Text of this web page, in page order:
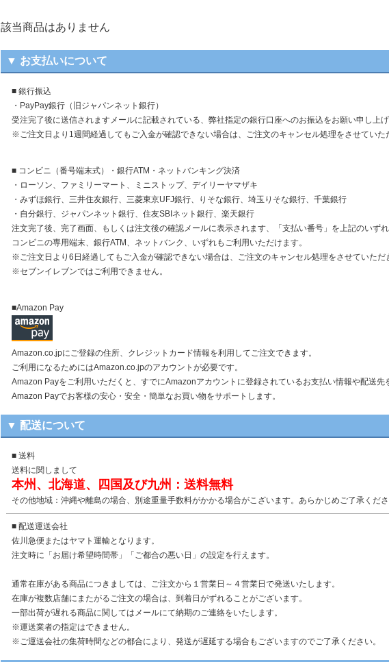
該当商品はありません
▼ お支払いについて
■ 銀行振込
・PayPay銀行（旧ジャパンネット銀行）
受注完了後に送信されますメールに記載されている、弊社指定の銀行口座へのお振込をお願い申し上げ
※ご注文日より1週間経過してもご入金が確認できない場合は、ご注文のキャンセル処理をさせていた
■ コンビニ（番号端末式）・銀行ATM・ネットバンキング決済
・ローソン、ファミリーマート、ミニストップ、デイリーヤマザキ
・みずほ銀行、三井住友銀行、三菱東京UFJ銀行、りそな銀行、埼玉りそな銀行、千葉銀行
・自分銀行、ジャパンネット銀行、住友SBIネット銀行、楽天銀行
注文完了後、完了画面、もしくは注文後の確認メールに表示されます、「支払い番号」を上記のいず
コンビニの専用端末、銀行ATM、ネットバンク、いずれもご利用いただけます。
※ご注文日より6日経過してもご入金が確認できない場合は、ご注文のキャンセル処理をさせていただ
※セブンイレブンではご利用できません。
■Amazon Pay
Amazon.co.jpにご登録の住所、クレジットカード情報を利用してご注文できます。
ご利用になるためにはAmazon.co.jpのアカウントが必要です。
Amazon Payをご利用いただくと、すでにAmazonアカウントに登録されているお支払い情報や配送先
Amazon Payでお客様の安心・安全・簡単なお買い物をサポートします。
▼ 配送について
■ 送料
送料に関しまして
本州、北海道、四国及び九州：送料無料
その他地域：沖縄や離島の場合、別途重量手数料がかかる場合がこざいます。あらかじめご了承くださ
■ 配送運送会社
佐川急便またはヤマト運輸となります。
注文時に「お届け希望時間帯」「ご都合の悪い日」の設定を行えます。
通常在庫がある商品につきましては、ご注文から１営業日～４営業日で発送いたします。
在庫が複数店舗にまたがるご注文の場合は、到着日がずれることがございます。
一部出荷が遅れる商品に関してはメールにて納期のご連絡をいたします。
※運送業者の指定はできません。
※ご運送会社の集荷時間などの都合により、発送が遅延する場合もございますのでご了承ください。